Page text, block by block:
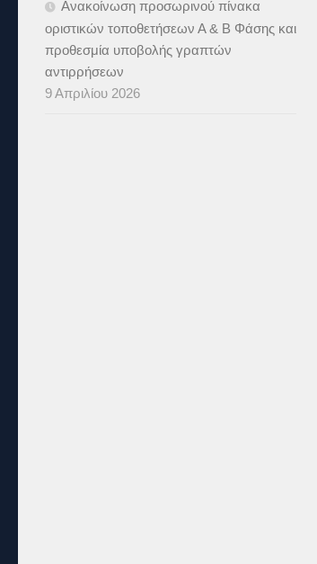
Ανακοίνωση προσωρινού πίνακα
οριστικών τοποθετήσεων Α & B Φάσης και
προθεσμία υποβολής γραπτών
αντιρρήσεων
9 Απριλίου 2026